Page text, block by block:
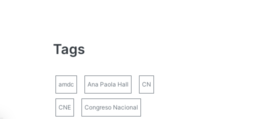
Tags
amdc Ana Paola Hall CN
CNE Congreso Nacional